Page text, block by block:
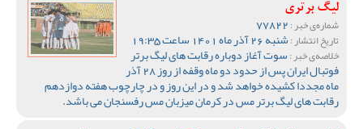
لیگ برتری
شماره‌ی خبر :
تاریخ انتشار :شنبه 26 آذر ماه 1401 ساعت 19:35
خلاصه‌ی خبر :سوت آغاز دوباره رقابت های لیگ برتر
فوتبال ایران پس از حدود دو ماه وقفه از روز 28 آذر
ماه مجددا کشیده خواهد شد و در این روز و در چارچوب هفته دوازدهم
رقابت های لیگ برتر مس در کرمان میزبان مس رفسنجان می باشد.